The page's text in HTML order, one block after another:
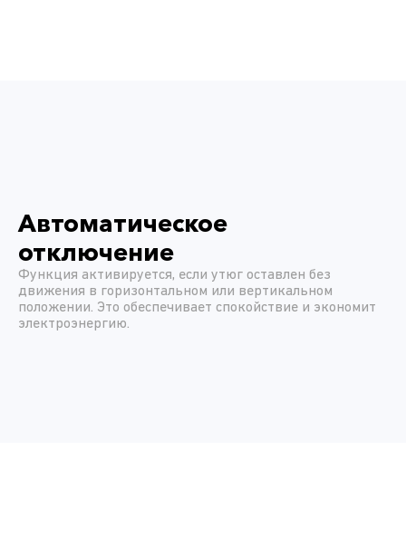
Автоматическое
отключение
Функция активируется, если утюг оставлен без
движения в горизонтальном или вертикальном
положении. Это обеспечивает спокойствие и экономит
электроэнергию.